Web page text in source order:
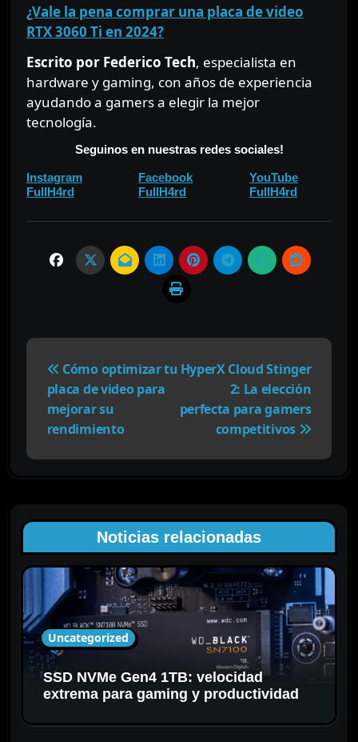
¿Vale la pena comprar una placa de video
RTX 3060 Ti en 2024?
Escrito por Federico Tech, especialista en
hardware y gaming, con años de experiencia
ayudando a gamers a elegir la mejor
tecnología.
Seguinos en nuestras redes sociales!
Instagram
FullH4rd
Facebook
FullH4rd
YouTube
FullH4rd
N
n
e
t
r
a
s
Cómo optimizar tu
placa de video para
mejorar su
rendimiento
HyperX Cloud Stinger
2: La elección
perfecta para gamers
competitivos
Noticias relacionadas
Uncategorized
SSD NVMe Gen4 1TB: velocidad
extrema para gaming y productividad